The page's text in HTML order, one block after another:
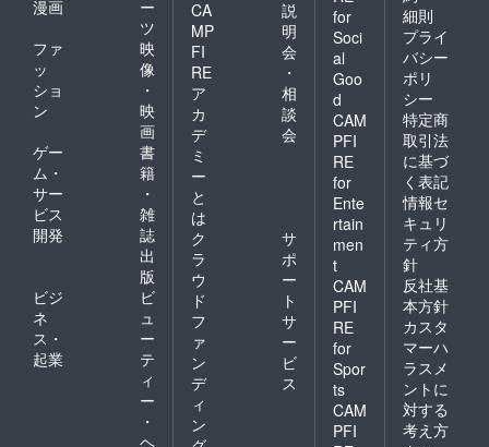
漫画
ー
ツ
ファ
ッ
ショ
ン
映
像
・
映
画
ゲー
ム・
サー
ビス
開発
書
籍
・
雑
誌
出
版
ビジ
ネ
ス・
起業
ビ
ュ
ー
テ
ィ
ー
・
ヘ
CA
MP
FI
RE
ア
カ
デ
ミ
ー
と
は
説
明
会
・
相
談
会
ク
ラ
ウ
ド
フ
ァ
ン
デ
ィ
ン
サ
ポ
ー
ト
サ
ー
ビ
ス
for
Soci
al
Goo
d
CAM
PFI
RE
for
Ente
rtain
men
t
CAM
PFI
RE
for
Spor
ts
CAM
PFI
細則
プライ
バシー
ポリ
シー
特定商
取引法
に基づ
く表記
情報セ
キュリ
ティ方
針
反社基
本方針
カスタ
マーハ
ラスメ
ントに
対する
考え方